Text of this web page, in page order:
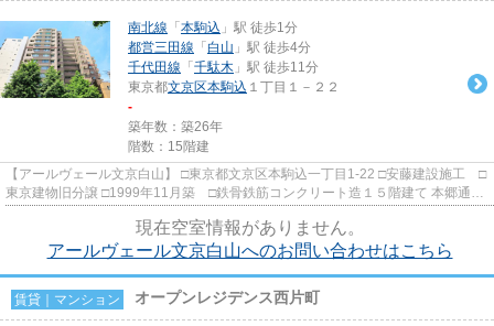
南北線 「 本駒込 」駅 徒歩1分
都営三田線 「 白山 」駅 徒歩4分
千代田線 「 千駄木 」駅 徒歩11分
東京都文京区本駒込 １丁目１－２２
-
築年数：築26年
階数：15階建
【アールヴェール文京白山】 □東京都文京区本駒込一丁目1-22 □安藤建設施工 □
東京建物旧分譲 □1999年11月築 □鉄骨鉄筋コンクリート造１５階建て 本郷通り
現在空室情報がありません。
アールヴェール文京白山へのお問い合わせはこちら
賃貸｜マンション オープンレジデンス西片町